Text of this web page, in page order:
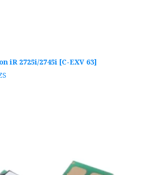
iR 2725i/2745i [C-EXV 63]